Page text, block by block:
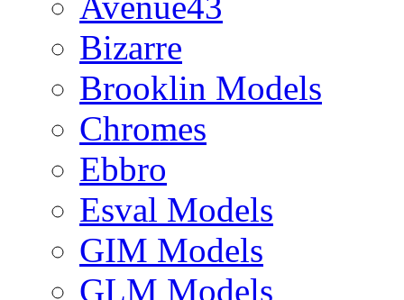
Bizarre
Brooklin Models
Chromes
Ebbro
Esval Models
GIM Models
GLM Models